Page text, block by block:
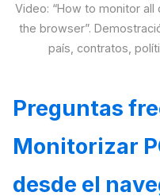
Video: “How to monitor
the browser”.
país, contratos,
Preguntas
Monitorizar
desde el